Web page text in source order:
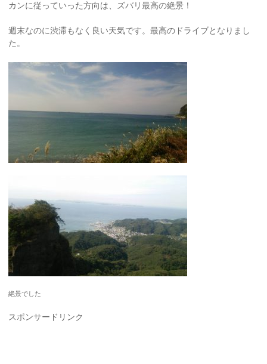
カンに従っていった方向は、ズバリ最高の絶景！
週末なのに渋滞もなく良い天気です。最高のドライブとなりまし
た。
絶景でした
スポンサードリンク